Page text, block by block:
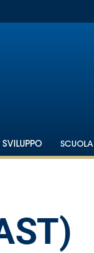
SVILUPPO SCUOLA